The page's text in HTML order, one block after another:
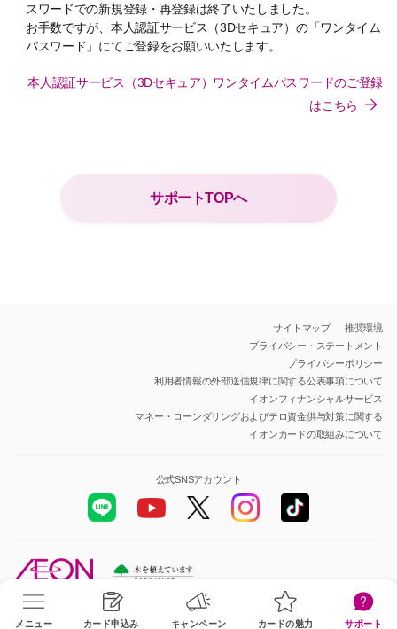
スワードでの新規登録・再登録は終了いたしました。
お手数ですが、本人認証サービス（3Dセキュア）の「ワンタイム
パスワード」にてご登録をお願いいたします。
本人認証サービス（3Dセキュア）ワンタイムパスワードのご登録
はこちら
サポートTOPへ
サイトマップ
推奨環境
プライバシー・ステートメント
プライバシーポリシー
利用者情報の外部送信規律に関する公表事項について
イオンフィナンシャルサービス
マネー・ローンダリングおよびテロ資金供与対策に関する
イオンカードの取組みについて
All Rights Reserved.Copyright© AEON Financial Service Co.,Ltd.
公式SNSアカウント
メニュー カード申込み キャンペーン カードの魅力 サポート